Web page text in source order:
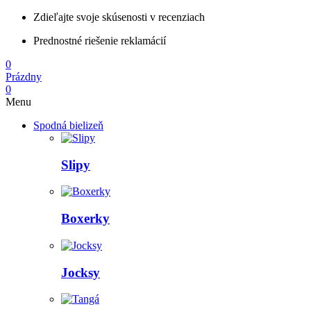
Zdieľajte svoje skúsenosti v recenziach
Prednostné riešenie reklamácií
0
Prázdny
0
Menu
Spodná bielizeň
Slipy
Boxerky
Jocksy